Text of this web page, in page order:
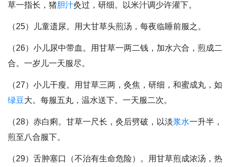
草一指长，猪胆汁灸过，研细。以米汁调少许灌下。
（25）儿童遗尿。用大甘草头煎汤，每夜临睡前服之。
（26）小儿尿中带血。用甘草一两二钱，加水六合，煎成二
合。一岁儿一天服尽。
（27）小儿干瘦。用甘草三两，灸焦，研细，和蜜成丸，如
绿豆大。每服五丸，温水送下。一天服二次。
（28）赤白痢。甘草一尺长，灸后劈破，以淡浆水一升半，
煎至八合服下。
（29）舌肿塞口（不治有生命危险）。用甘草煎成浓汤，热